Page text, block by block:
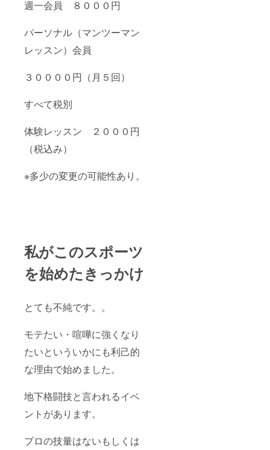
週一会員 ８０００円
パーソナル（マンツーマン
レッスン）会員
３００００円（月５回）
すべて税別
体験レッスン ２０００円
（税込み）
※多少の変更の可能性あり。
私がこのスポーツ
を始めたきっかけ
とても不純です。。
モテたい・喧嘩に強くなり
たいといういかにも利己的
な理由で始めました。
地下格闘技と言われるイベ
ントがあります。
プロの技量はないもしくは